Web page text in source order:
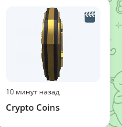
10 минут назад
Crypto Coins